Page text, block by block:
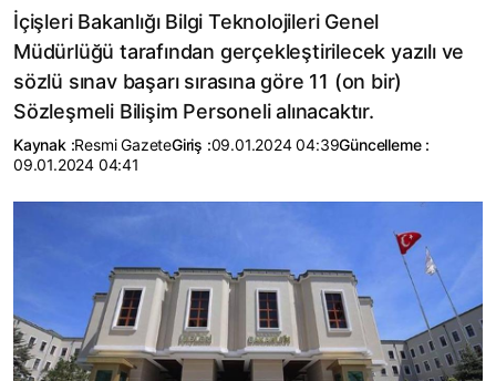
İçişleri Bakanlığı Bilgi Teknolojileri Genel
Müdürlüğü tarafından gerçekleştirilecek yazılı ve
sözlü sınav başarı sırasına göre 11 (on bir)
Sözleşmeli Bilişim Personeli alınacaktır.
Kaynak :Resmi GazeteGiriş :09.01.2024 04:39Güncelleme :
09.01.2024 04:41